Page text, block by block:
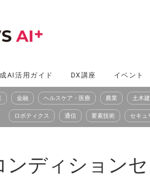
AI活用ガイド DX講座 イベント
金融 ヘルスケア・医療 農業 土木
ロボティクス 通信 要素技術 セキュ
ンディション